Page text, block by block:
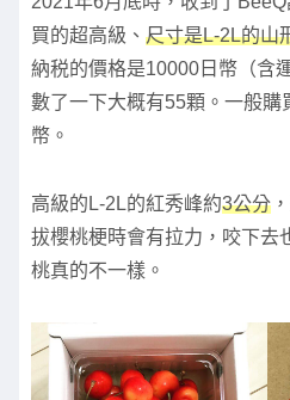
買的超高級、 尺寸是L-2L的山
納税的價格是10000日幣（含
數了一下大概有55顆。一般購
幣。
高級的L-2L的紅秀峰約3公分
拔櫻桃梗時會有拉力，咬下去
桃真的不一樣。